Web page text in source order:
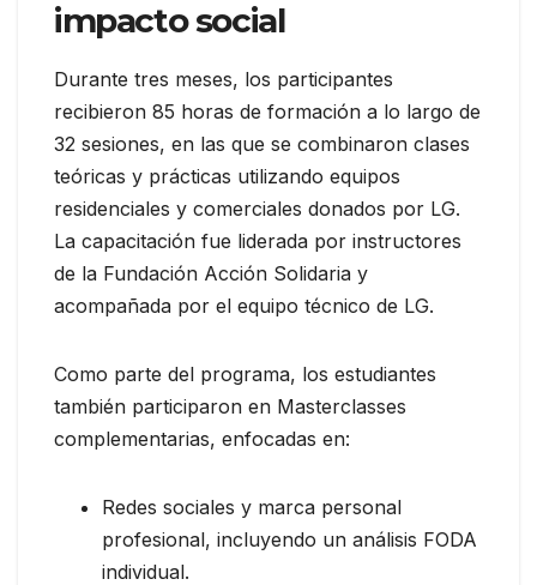
impacto social
Durante tres meses, los participantes
recibieron 85 horas de formación a lo largo de
32 sesiones, en las que se combinaron clases
teóricas y prácticas utilizando equipos
residenciales y comerciales donados por LG.
La capacitación fue liderada por instructores
de la Fundación Acción Solidaria y
acompañada por el equipo técnico de LG.
Como parte del programa, los estudiantes
también participaron en Masterclasses
complementarias, enfocadas en:
Redes sociales y marca personal
profesional, incluyendo un análisis FODA
individual.